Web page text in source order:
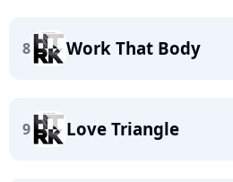
8 Work That Body
9 Love Triangle